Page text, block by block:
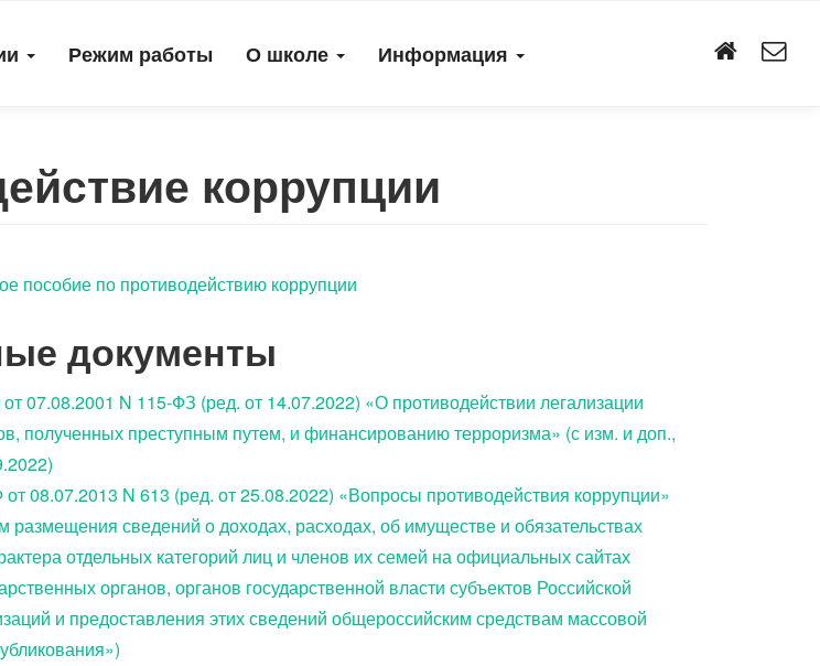
Режим работы О школе Информация
коррупции
пособие по противодействию коррупции
документы
07.08.2001 N 115-ФЗ (ред. от 14.07.2022) «О противодействии легализации
полученных преступным путем, и финансированию терроризма» (с изм. и доп.,
08.07.2013 N 613 (ред. от 25.08.2022) «Вопросы противодействия коррупции»
размещения сведений о доходах, расходах, об имуществе и обязательствах
отдельных категорий лиц и членов их семей на официальных сайтах
органов, органов государственной власти субъектов Российской
и предоставления этих сведений общероссийским средствам массовой